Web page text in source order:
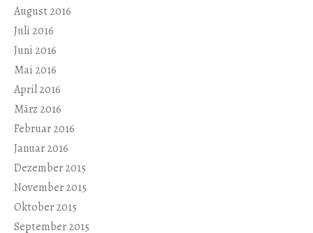
August 2016
Juli 2016
Juni 2016
Mai 2016
April 2016
März 2016
Februar 2016
Januar 2016
Dezember 2015
November 2015
Oktober 2015
September 2015